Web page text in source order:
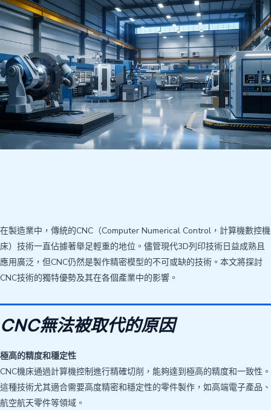
在製造業中，傳統的CNC（Computer Numerical Control，計算機數控機
床）技術一直佔據著舉足輕重的地位。儘管現代3D列印技術日益成熟且
應用廣泛，但CNC仍然是製作精密模型的不可或缺的技術。本文將探討
CNC技術的獨特優勢及其在各個產業中的影響。
CNC無法被取代的原因
極高的精度和穩定性
CNC機床通過計算機控制進行精確切削，能夠達到極高的精度和一致性。
這種技術尤其適合需要高度精密和穩定性的零件製作，如高端電子產品、
航空航天零件等領域。